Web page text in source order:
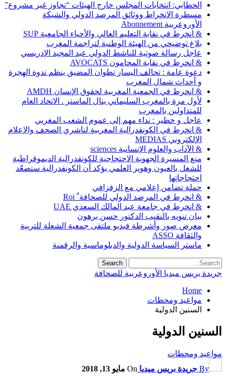
الحطابي: انتخابات المجلس خارج الهيئات “تجاوز غير مشروع”
مسطرة الانخراط ووثائق المرصد الدولي والشبكة
الأوروعربية Abonnement
& انخرط في نقابة التعليم العالي والأحياء الجامعية SUP
بلاغ توضيحي من الهيئة الوطنية لتراجمة المغرب
عاجل رسالة صوتية للناشط الدولي عبد المجيد الإدريسي
& انخرط في نقابة المحامون AVOCATS
دعوة عامة : تحالف اليسار تطوان المضيق ينظم ندوة الهجرة
و أحداث شمال المغرب
& انخرط في الجمعية المغربية لحقوق الإنسان AMDH
لأول مرة بالمغرب السليماني ينال الماستر . الاتحاد العام
للمتداولين بالمغرب
عاجل و خطير : نداء مهم إلى عموم الشعب المغربي
& انخرط في الكونفدرالية المغربية لناشري الصحف والإعلام
الإلكتروني MEDIAS
& الآداب والعلوم الإنسانية sciences
منع المسيرة الجهوية الاحتجاجية للكونفدرالية الديموقراطية
للشغل بالعيون وهوير العلمي يؤكد أن الكونفدرالية ستصعّد
احتجاجاتها
حملة تضامن إعلامي مع الزفزافي
& انخرط في المرصد الدولي للصحافة ٌ Roi
& انخرط في جامعة عبد المالك السعدي UAE
بيان تنويه بالنقيب الدكتور حسن برهون
معرض صور وأشرطة فيديو ملتقى جمعية الشعلة للتربية
والثقافة ASSO
ماستر السياسة الدولية والدبلوماسية والرقمنة
جريدة بريس ميديا الأوروعربية للصحافة
Home
مواعيد ومحطات
السنين الدولية
السنين الدولية
مواعيد ومحطات
By جريدة بريس ميديا On مايو 13, 2018